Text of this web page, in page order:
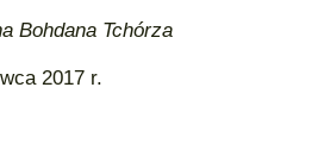
Bohdana Tchórza
2017 r.